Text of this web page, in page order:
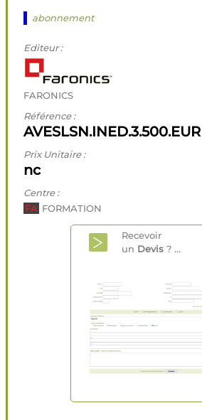
abonnement
Editeur :
FARONICS
Référence :
AVESLSN.INED.3.500.EUR
Prix Unitaire :
nc
Centre :
FA FORMATION
Recevoir
un Devis ? ...